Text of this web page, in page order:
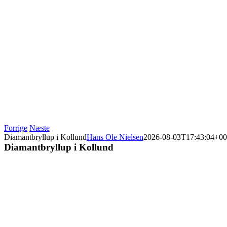
Forrige Næste
Diamantbryllup i KollundHans Ole Nielsen2026-08-
Diamantbryllup i Kollund